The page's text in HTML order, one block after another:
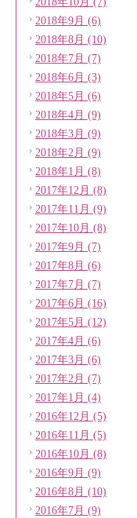
2018年9月 (6)
2018年8月 (10)
2018年7月 (7)
2018年6月 (3)
2018年5月 (6)
2018年4月 (9)
2018年3月 (9)
2018年2月 (9)
2018年1月 (8)
2017年12月 (8)
2017年11月 (9)
2017年10月 (8)
2017年9月 (7)
2017年8月 (6)
2017年7月 (7)
2017年6月 (16)
2017年5月 (12)
2017年4月 (6)
2017年3月 (6)
2017年2月 (7)
2017年1月 (4)
2016年12月 (5)
2016年11月 (5)
2016年10月 (8)
2016年9月 (9)
2016年8月 (10)
2016年7月 (9)